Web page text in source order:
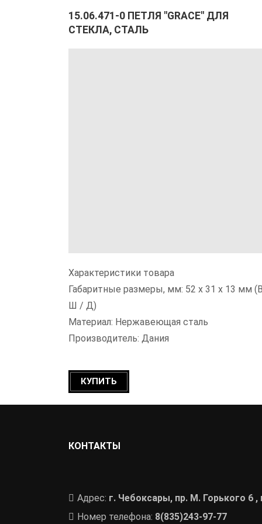
15.06.471-0 ПЕТЛЯ "GRACE" ДЛЯ
СТЕКЛА, СТАЛЬ
Характеристики товара
Габаритные размеры, мм: 52 х 31 х 13 мм
Ш / Д)
Материал: Нержавеющая сталь
Производитель: Дания
КУПИТЬ
КОНТАКТЫ
Адрес: г. Чебоксары, пр. М. Горького 6
Номер телефона: 8(835)243-97-77